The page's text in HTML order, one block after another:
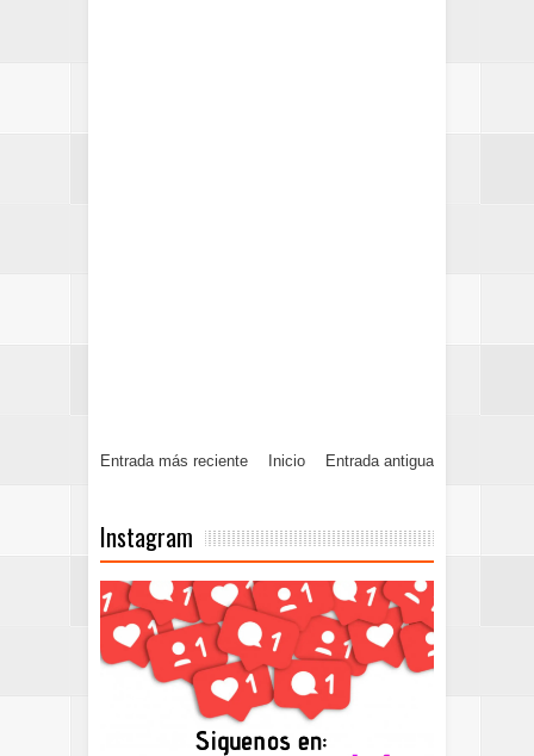
Entrada más reciente Entrada antigua
Inicio
Instagram